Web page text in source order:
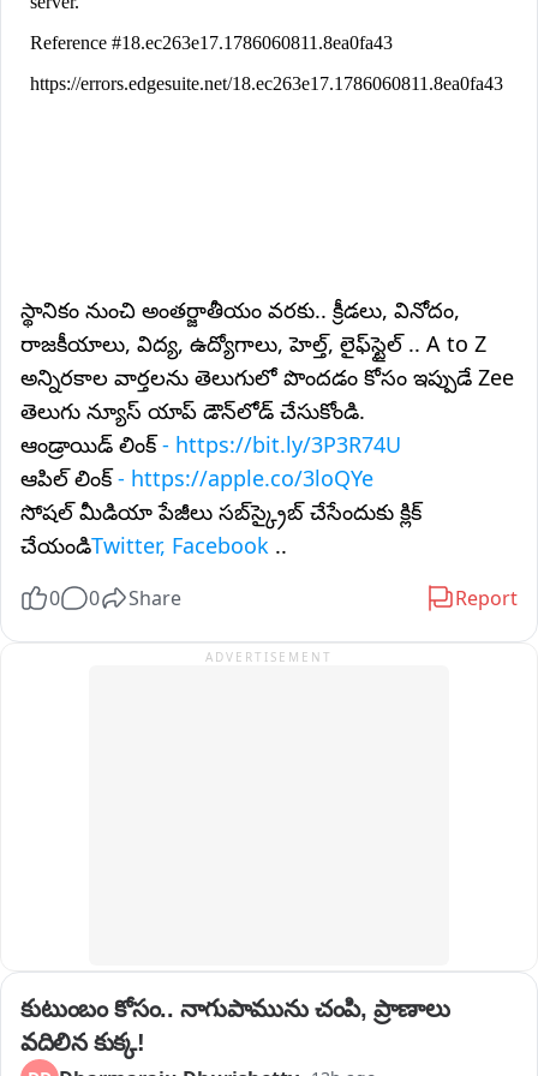
స్థానికం నుంచి అంతర్జాతీయం వరకు.. క్రీడలు, వినోదం,
రాజకీయాలు, విద్య, ఉద్యోగాలు, హెల్త్, లైఫ్‌స్టైల్ .. A to Z
అన్నిరకాల వార్తలను తెలుగులో పొందడం కోసం ఇప్పుడే Zee
తెలుగు న్యూస్ యాప్ డౌన్‌లోడ్ చేసుకోండి.
ఆండ్రాయిడ్ లింక్- https://bit.ly/3P3R74U
ఆపిల్ లింక్- https://apple.co/3loQYe
సోషల్ మీడియా పేజీలు సబ్‌స్క్రైబ్ చేసేందుకు క్లిక్
చేయండిTwitter, Facebook ..
0 0 Share Report
ADVERTISEMENT
కుటుంబం కోసం.. నాగుపామును చంపి, ప్రాణాలు
వదిలిన కుక్క!